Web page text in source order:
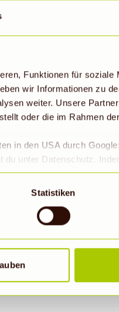
Funktionen für soziale
wir Informationen zu
weiter. Unsere
oder die im Rahmen
in den USA durch
unter Datenschutz.
Art. 49 Abs. 1 S. 1 lit
Gerichtshof
Es besteht insbesondere
auch ohne
Statistiken
Mittagsgericht.
Anregungen